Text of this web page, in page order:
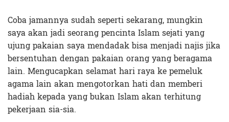
Coba jamannya sudah seperti sekarang, mungkin
saya akan jadi seorang pencinta Islam sejati yang
ujung pakaian saya mendadak bisa menjadi najis jika
bersentuhan dengan pakaian orang yang beragama
lain. Mengucapkan selamat hari raya ke pemeluk
agama lain akan mengotorkan hati dan memberi
hadiah kepada yang bukan Islam akan terhitung
pekerjaan sia-sia.